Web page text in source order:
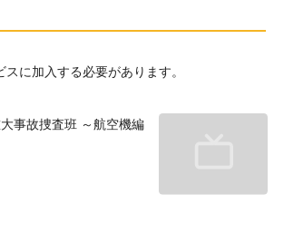
に加入する必要があります。
事故捜査班 ～航空機編